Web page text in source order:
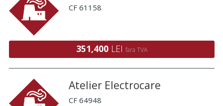
CF 61158
351,400 LEI fara TVA
Atelier Electrocare
CF 64948